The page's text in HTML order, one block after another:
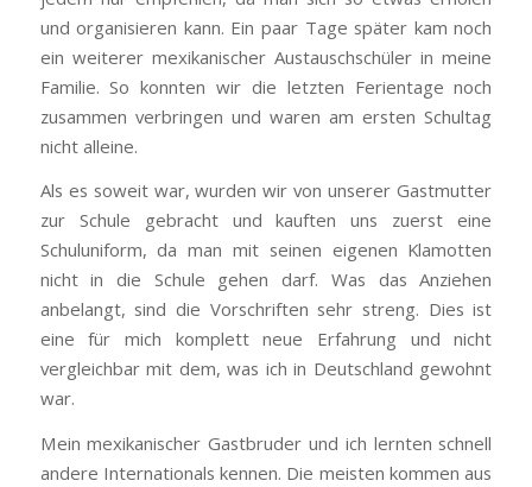
und organisieren kann. Ein paar Tage später kam noch
ein weiterer mexikanischer Austauschschüler in meine
Familie. So konnten wir die letzten Ferientage noch
zusammen verbringen und waren am ersten Schultag
nicht alleine.
Als es soweit war, wurden wir von unserer Gastmutter
zur Schule gebracht und kauften uns zuerst eine
Schuluniform, da man mit seinen eigenen Klamotten
nicht in die Schule gehen darf. Was das Anziehen
anbelangt, sind die Vorschriften sehr streng. Dies ist
eine für mich komplett neue Erfahrung und nicht
vergleichbar mit dem, was ich in Deutschland gewohnt
war.
Mein mexikanischer Gastbruder und ich lernten schnell
andere Internationals kennen. Die meisten kommen aus